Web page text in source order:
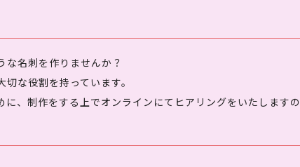
な名刺を作りませんか？
な役割を持っています。
に、制作をする上でオンラインにてヒアリングをいたしま